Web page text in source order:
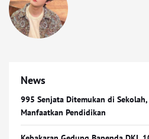
News
995 Senjata Ditemukan di Sekolah,
Manfaatkan Pendidikan